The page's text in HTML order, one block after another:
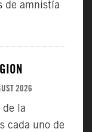
de amnistía
2026
de la
cada uno de